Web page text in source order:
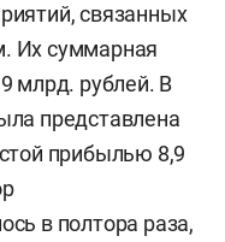
связанных
Их суммарная
млрд. рублей. В
представлена
прибылью 8,9
в полтора раза,